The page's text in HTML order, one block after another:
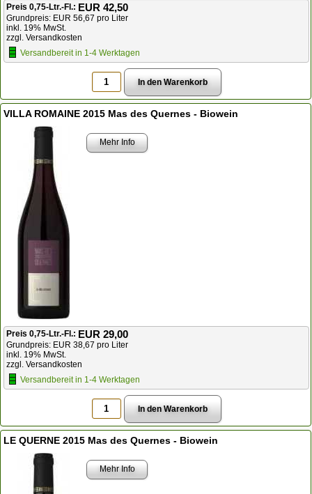
Preis 0,75-Ltr.-Fl.: EUR 42,50
Grundpreis: EUR 56,67 pro Liter
inkl. 19% MwSt.
zzgl. Versandkosten
Versandbereit in 1-4 Werktagen
VILLA ROMAINE 2015 Mas des Quernes - Biowein
Mehr Info
Preis 0,75-Ltr.-Fl.: EUR 29,00
Grundpreis: EUR 38,67 pro Liter
inkl. 19% MwSt.
zzgl. Versandkosten
Versandbereit in 1-4 Werktagen
LE QUERNE 2015 Mas des Quernes - Biowein
Mehr Info